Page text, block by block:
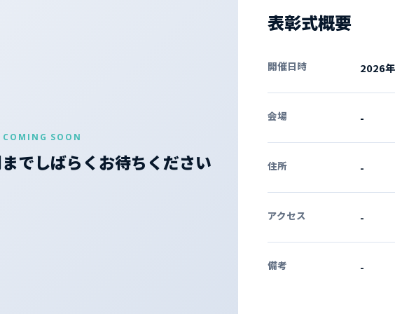
COMING SOON
でしばらくお待ちください
表彰式概要
開催日時 2026
会場 -
住所 -
アクセス -
備考 -